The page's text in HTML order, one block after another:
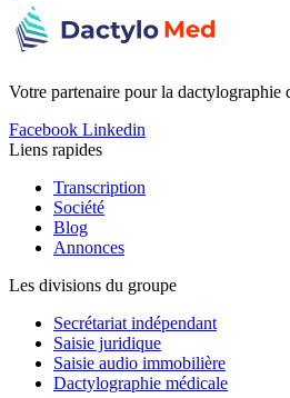
Votre partenaire pour la dactylographie
Facebook Linkedin
Liens rapides
Transcription
Société
Blog
Annonces
Les divisions du groupe
Secrétariat indépendant
Saisie juridique
Saisie audio immobilière
Dactylographie médicale